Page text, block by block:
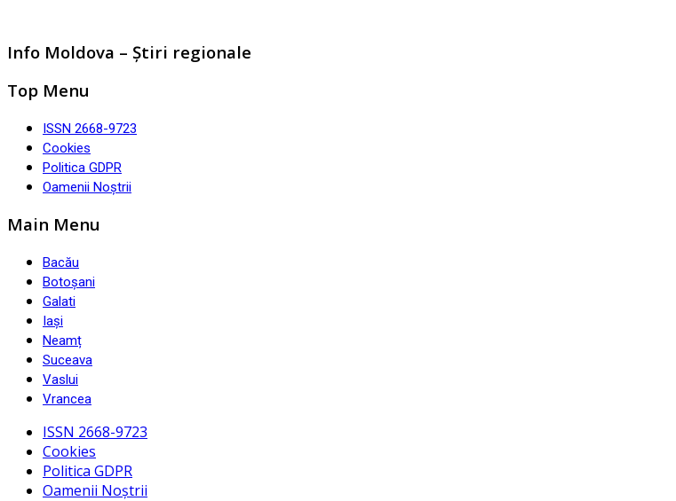
Info Moldova – Știri regionale
Top Menu
ISSN 2668-9723
Cookies
Politica GDPR
Oamenii Noștrii
Main Menu
Bacău
Botoșani
Galati
Iași
Neamț
Suceava
Vaslui
Vrancea
ISSN 2668-9723
Cookies
Politica GDPR
Oamenii Noștrii